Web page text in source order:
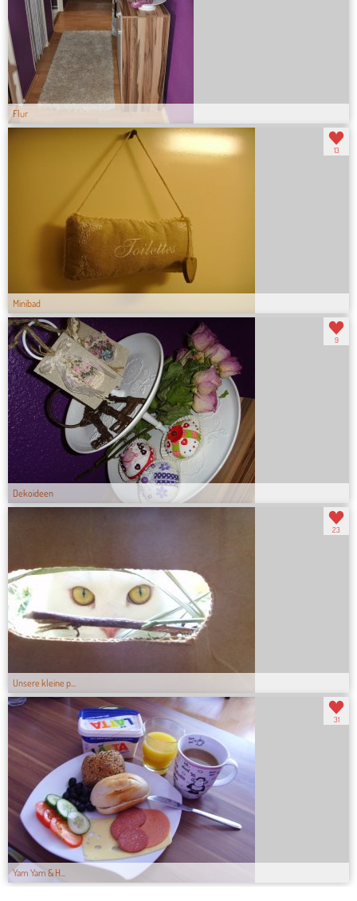
Flur
Minibad
13
Dekoideen
9
Unsere kleine p...
23
Yam Yam & H...
31